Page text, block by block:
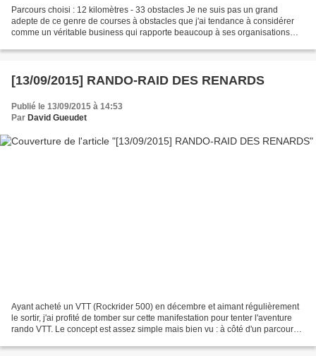
Parcours choisi : 12 kilomètres - 33 obstacles Je ne suis pas un grand
adepte de ce genre de courses à obstacles que j'ai tendance à considérer
comme un véritable business qui rapporte beaucoup à ses organisations
[13/09/2015] RANDO-RAID DES RENARDS
Publié le 13/09/2015 à 14:53
Par David Gueudet
Ayant acheté un VTT (Rockrider 500) en décembre et aimant régulièrement
le sortir, j'ai profité de tomber sur cette manifestation pour tenter l'aventure
rando VTT. Le concept est assez simple mais bien vu : à côté d'un parcours